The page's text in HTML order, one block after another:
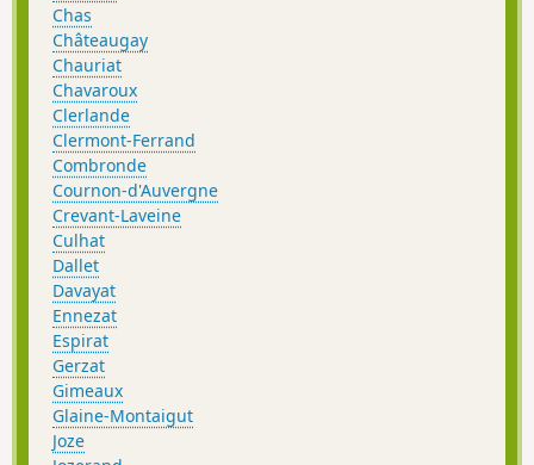
Chas
Châteaugay
Chauriat
Chavaroux
Clerlande
Clermont-Ferrand
Combronde
Cournon-d'Auvergne
Crevant-Laveine
Culhat
Dallet
Davayat
Ennezat
Espirat
Gerzat
Gimeaux
Glaine-Montaigut
Joze